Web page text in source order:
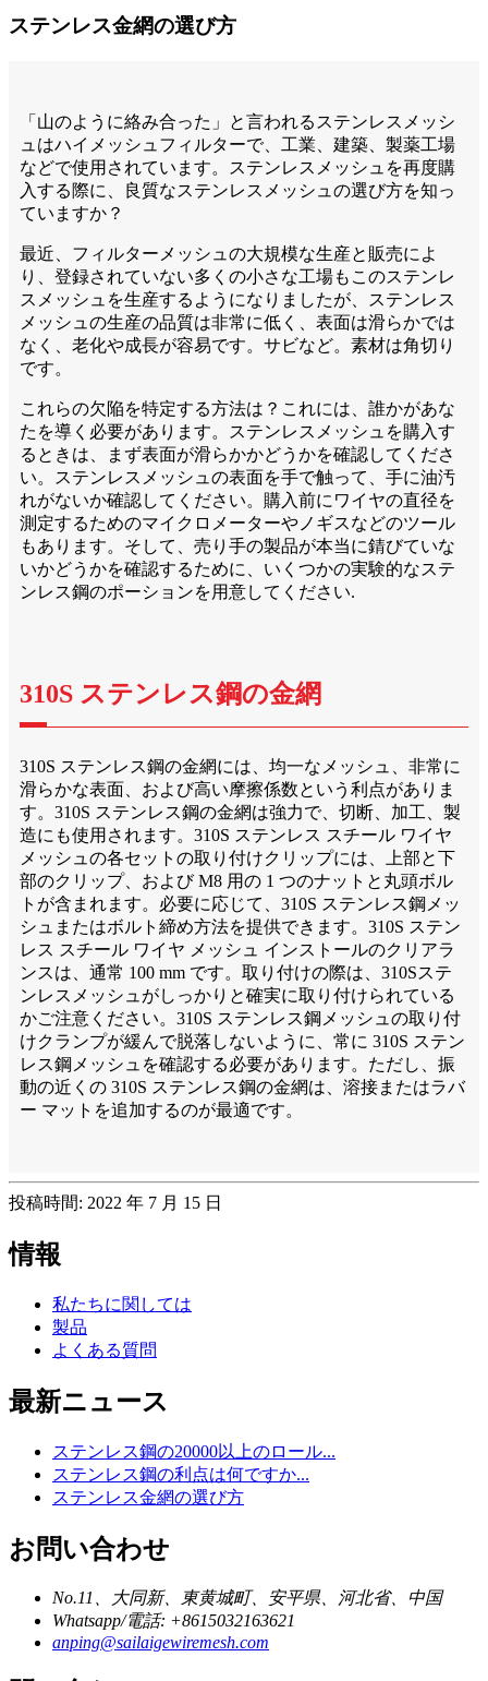
ステンレス金網の選び方
「山のように絡み合った」と言われるステンレスメッシ
ュはハイメッシュフィルターで、工業、建築、製薬工場
などで使用されています。ステンレスメッシュを再度購
入する際に、良質なステンレスメッシュの選び方を知っ
ていますか？
最近、フィルターメッシュの大規模な生産と販売によ
り、登録されていない多くの小さな工場もこのステンレ
スメッシュを生産するようになりましたが、ステンレス
メッシュの生産の品質は非常に低く、表面は滑らかでは
なく、老化や成長が容易です。サビなど。素材は角切り
です。
これらの欠陥を特定する方法は？これには、誰かがあな
たを導く必要があります。ステンレスメッシュを購入す
るときは、まず表面が滑らかかどうかを確認してくださ
い。ステンレスメッシュの表面を手で触って、手に油汚
れがないか確認してください。購入前にワイヤの直径を
測定するためのマイクロメーターやノギスなどのツール
もあります。そして、売り手の製品が本当に錆びていな
いかどうかを確認するために、いくつかの実験的なステ
ンレス鋼のポーションを用意してください.
310S ステンレス鋼の金網
310S ステンレス鋼の金網には、均一なメッシュ、非常に
滑らかな表面、および高い摩擦係数という利点がありま
す。310S ステンレス鋼の金網は強力で、切断、加工、製
造にも使用されます。310S ステンレス スチール ワイヤ
メッシュの各セットの取り付けクリップには、上部と下
部のクリップ、および M8 用の 1 つのナットと丸頭ボル
トが含まれます。必要に応じて、310S ステンレス鋼メッ
シュまたはボルト締め方法を提供できます。310S ステン
レス スチール ワイヤ メッシュ インストールのクリアラ
ンスは、通常 100 mm です。取り付けの際は、310Sステ
ンレスメッシュがしっかりと確実に取り付けられている
かご注意ください。310S ステンレス鋼メッシュの取り付
けクランプが緩んで脱落しないように、常に 310S ステン
レス鋼メッシュを確認する必要があります。ただし、振
動の近くの 310S ステンレス鋼の金網は、溶接またはラバ
ー マットを追加するのが最適です。
投稿時間: 2022 年 7 月 15 日
情報
私たちに関しては
製品
よくある質問
最新ニュース
ステンレス鋼の20000以上のロール...
ステンレス鋼の利点は何ですか...
ステンレス金網の選び方
お問い合わせ
No.11、大同新、東黄城町、安平県、河北省、中国
Whatsapp/電話: +8615032163621
anping@sailaigewiremesh.com